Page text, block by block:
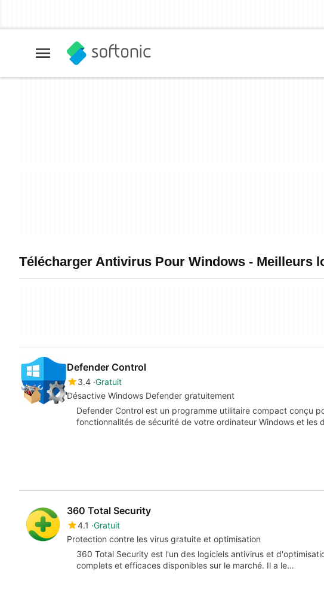
Télécharger Antivirus Pour Windows - Meilleurs
Defender Control
3.4 Gratuit
Désactive Windows Defender gratuitement
Defender Control est un programme utilitaire compact conçu
fonctionnalités de sécurité de votre ordinateur Windows et les
360 Total Security
4.1 Gratuit
Protection contre les virus gratuite et optimisation
360 Total Security est l'un des logiciels antivirus et
complets et efficaces disponibles sur le marché. Il a le…